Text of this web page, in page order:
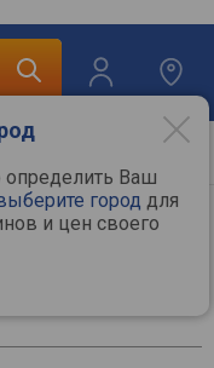
определить Ваш
город для
и цен своего
/